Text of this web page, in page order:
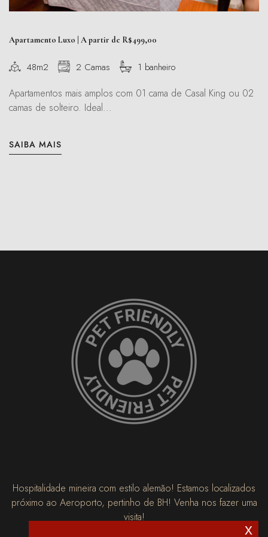
Apartamento Luxo | A partir de R$499,00
48m2 2 Camas 1 banheiro
Apartamentos mais amplos com 01 cama de Casal King ou 02
camas de solteiro. Ideal...
SAIBA MAIS
Hospitalidade mineira com estilo alemão! Estamos localizados
próximo ao Aeroporto, pertinho de BH! Venha nos fazer uma
visita!
x